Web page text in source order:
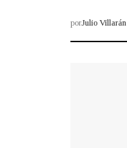
porJulio Villarán